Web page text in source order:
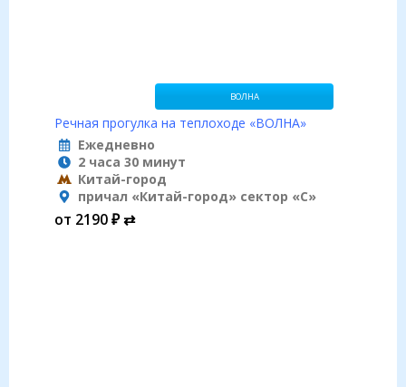
ВОЛНА
Речная прогулка на теплоходе «BОЛНА»
Ежедневно
2 часа 30 минут
Китай-город
причал «Китай-город» сектор «С»
от 2190 ₽ ⇄